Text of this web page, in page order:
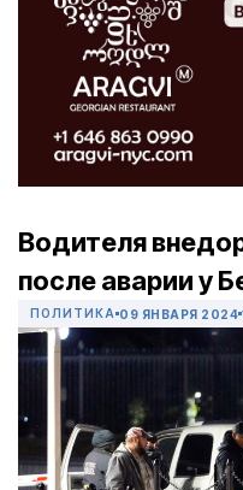
Водителя
после аварии у
ПОЛИТИКА 09 ЯНВАРЯ 2024